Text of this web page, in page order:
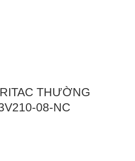
THƯỜNG
08-NC